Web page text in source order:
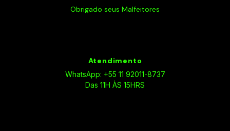
Obrigado seus Malfeitores
Atendimento
WhatsApp: +55 11 92011-8737
Das 11H ÀS 15HRS